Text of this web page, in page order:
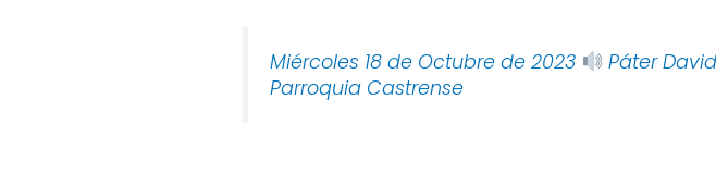
Miércoles 18 de Octubre de 2023
Páter
Parroquia Castrense